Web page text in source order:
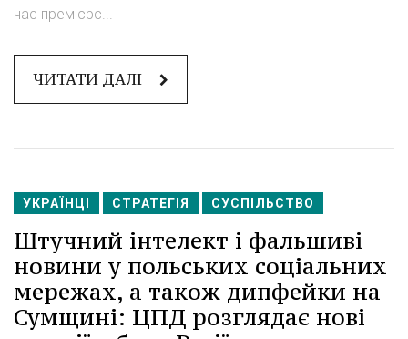
час прем'єрс...
ЧИТАТИ ДАЛІ
УКРАЇНЦІ СТРАТЕГІЯ СУСПІЛЬСТВО
Штучний інтелект і фальшиві
новини у польських соціальних
мережах, а також дипфейки на
Сумщині: ЦПД розглядає нові